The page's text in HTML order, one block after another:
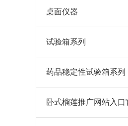
桌面仪器
试验箱系列
药品稳定性试验箱系列
卧式榴莲推广网站入口